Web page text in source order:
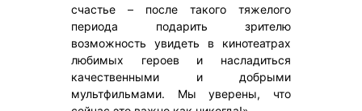
счастье – после такого тяжелого
периода подарить зрителю
возможность увидеть в кинотеатрах
любимых героев и насладиться
качественными и добрыми
мультфильмами. Мы уверены, что